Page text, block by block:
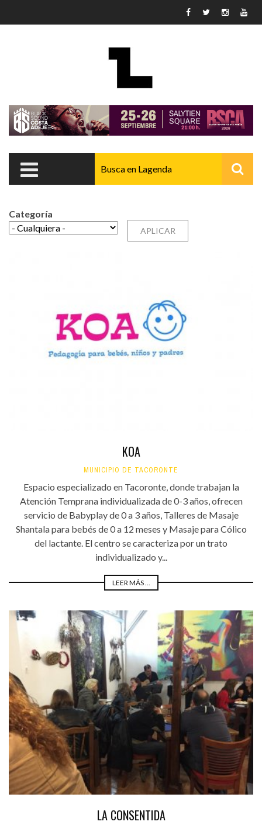
Categoría
KOA
MUNICIPIO DE TACORONTE
Espacio especializado en Tacoronte, donde trabajan la
Atención Temprana individualizada de 0-3 años, ofrecen
servicio de Babyplay de 0 a 3 años, Talleres de Masaje
Shantala para bebés de 0 a 12 meses y Masaje para Cólico
del lactante. El centro se caracteriza por un trato
individualizado y...
LEER MÁS ...
LA CONSENTIDA